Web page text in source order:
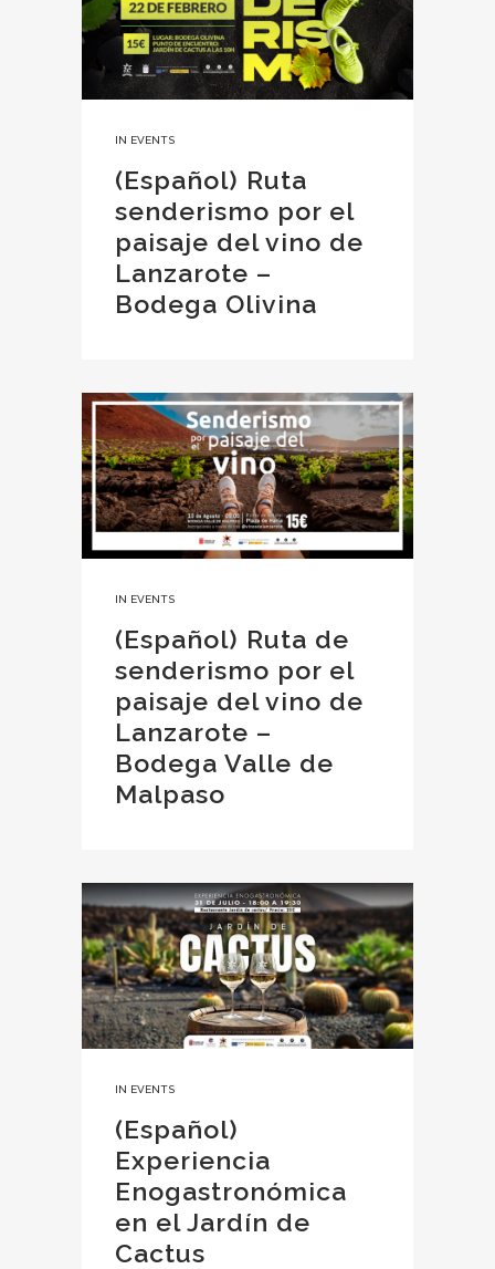
IN EVENTS
(Español) Ruta
senderismo por el
paisaje del vino de
Lanzarote –
Bodega Olivina
IN EVENTS
(Español) Ruta de
senderismo por el
paisaje del vino de
Lanzarote –
Bodega Valle de
Malpaso
IN EVENTS
(Español)
Experiencia
Enogastronómica
en el Jardín de
Cactus